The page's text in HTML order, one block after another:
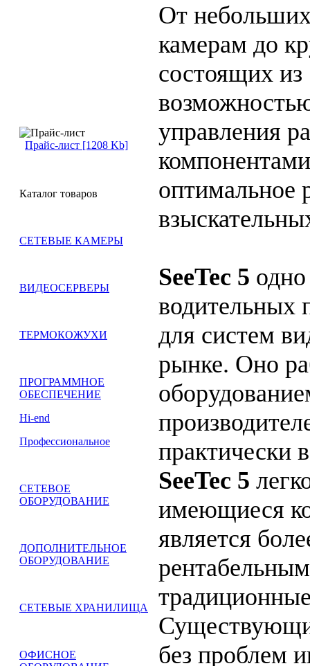
Прайс-лист [1208 Kb]
Каталог товаров
СЕТЕВЫЕ КАМЕРЫ
ВИДЕОСЕРВЕРЫ
ТЕРМОКОЖУХИ
ПРОГРАММНОЕ
ОБЕСПЕЧЕНИЕ
Hi-end
Профессиональное
СЕТЕВОЕ
ОБОРУДОВАНИЕ
ДОПОЛНИТЕЛЬНОЕ
ОБОРУДОВАНИЕ
СЕТЕВЫЕ ХРАНИЛИЩА
ОФИСНОЕ
От
камерам до
состоящих из
управления
оптимальное
SeeTec 5
водительных
для систем
рынке. Оно
практически
SeeTec 5
имеющиеся
является
без проблем